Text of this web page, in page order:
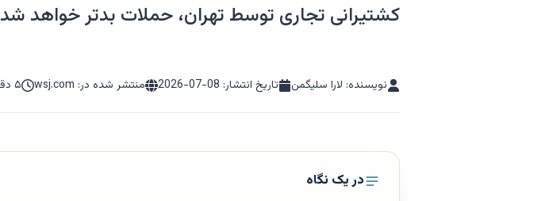
کشتیرانی تجاری توسط تهران، حملات بدتر خواهد شد
نویسنده: لارا سلیگمن تاریخ انتشار: 2026-07-08 منتشر شده در: wsj.com ۵ دقیقه مطالعه
در یک نگاه